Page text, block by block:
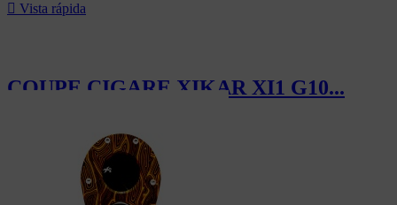
 Vista rápida
COUPE CIGARE XIKAR XI1 G10...